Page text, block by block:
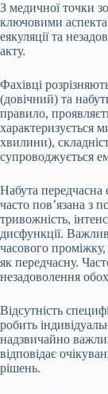
З медичної точки
ключовими
еякуляції та
акту.
Фахівці
(довічний) та
правило,
характеризується
хвилини),
супроводжується
Набута передчасна
часто пов’язана з
тривожність,
дисфункції.
часового
як передчасну.
незадоволення
Відсутність
робить
надзвичайно
відповідає
рішень.